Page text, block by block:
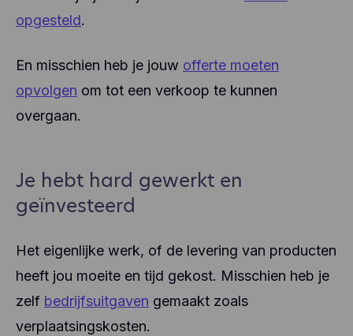
opgesteld.
En misschien heb je jouw offerte moeten
opvolgen om tot een verkoop te kunnen
overgaan.
Je hebt hard gewerkt en
geïnvesteerd
Het eigenlijke werk, of de levering van producten
heeft jou moeite en tijd gekost. Misschien heb je
zelf bedrijfsuitgaven gemaakt zoals
verplaatsingskosten.